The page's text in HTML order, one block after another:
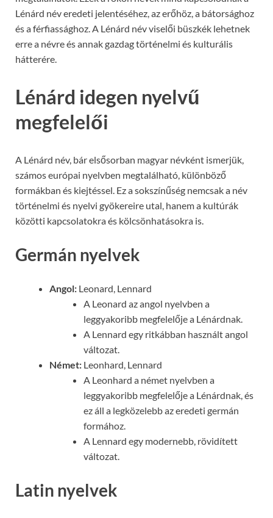
Lénárd név eredeti jelentéséhez, az erőhöz, a bátorsághoz
és a férfiassághoz. A Lénárd név viselői büszkék lehetnek
erre a névre és annak gazdag történelmi és kulturális
hátterére.
Lénárd idegen nyelvű
megfelelői
A Lénárd név, bár elsősorban magyar névként ismerjük,
számos európai nyelvben megtalálható, különböző
formákban és kiejtéssel. Ez a sokszínűség nemcsak a név
történelmi és nyelvi gyökereire utal, hanem a kultúrák
közötti kapcsolatokra és kölcsönhatásokra is.
Germán nyelvek
Angol: Leonard, Lennard
A Leonard az angol nyelvben a
leggyakoribb megfelelője a Lénárdnak.
A Lennard egy ritkábban használt angol
változat.
Német: Leonhard, Lennard
A Leonhard a német nyelvben a
leggyakoribb megfelelője a Lénárdnak, és
ez áll a legközelebb az eredeti germán
formához.
A Lennard egy modernebb, rövidített
változat.
Latin nyelvek